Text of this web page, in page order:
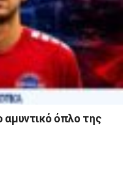
αμυντικό όπλο της